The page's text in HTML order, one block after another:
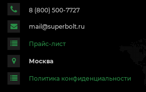
8 (800) 500-7727
mail@superbolt.ru
Прайс-лист
Москва
Политика конфиденциальности